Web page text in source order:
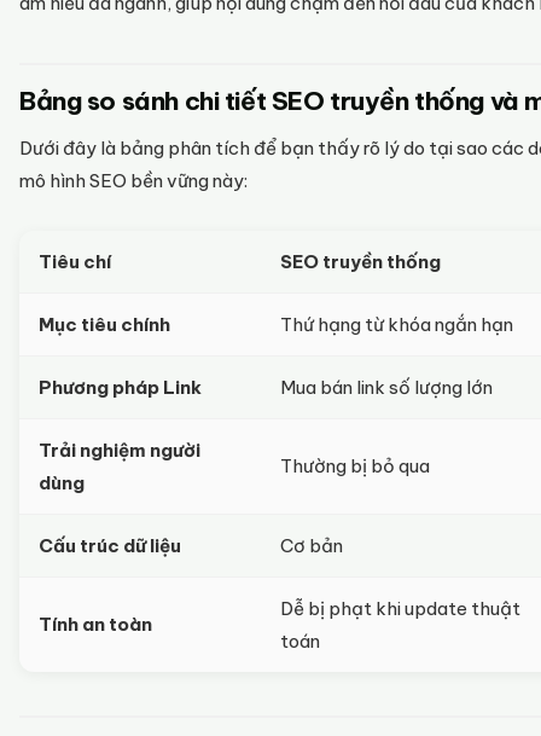
Bảng so sánh chi tiết SEO truyền thống và
Dưới đây là bảng phân tích để bạn thấy rõ lý do tại sao các
mô hình SEO bền vững này:
Tiêu chí SEO truyền thống
Mục tiêu chính Thứ hạng từ khóa ngắn hạn
Phương pháp Link Mua bán link số lượng lớn
Trải nghiệm người
dùng
Thường bị bỏ qua
Cấu trúc dữ liệu Cơ bản
Tính an toàn
Dễ bị phạt khi update thuật
toán